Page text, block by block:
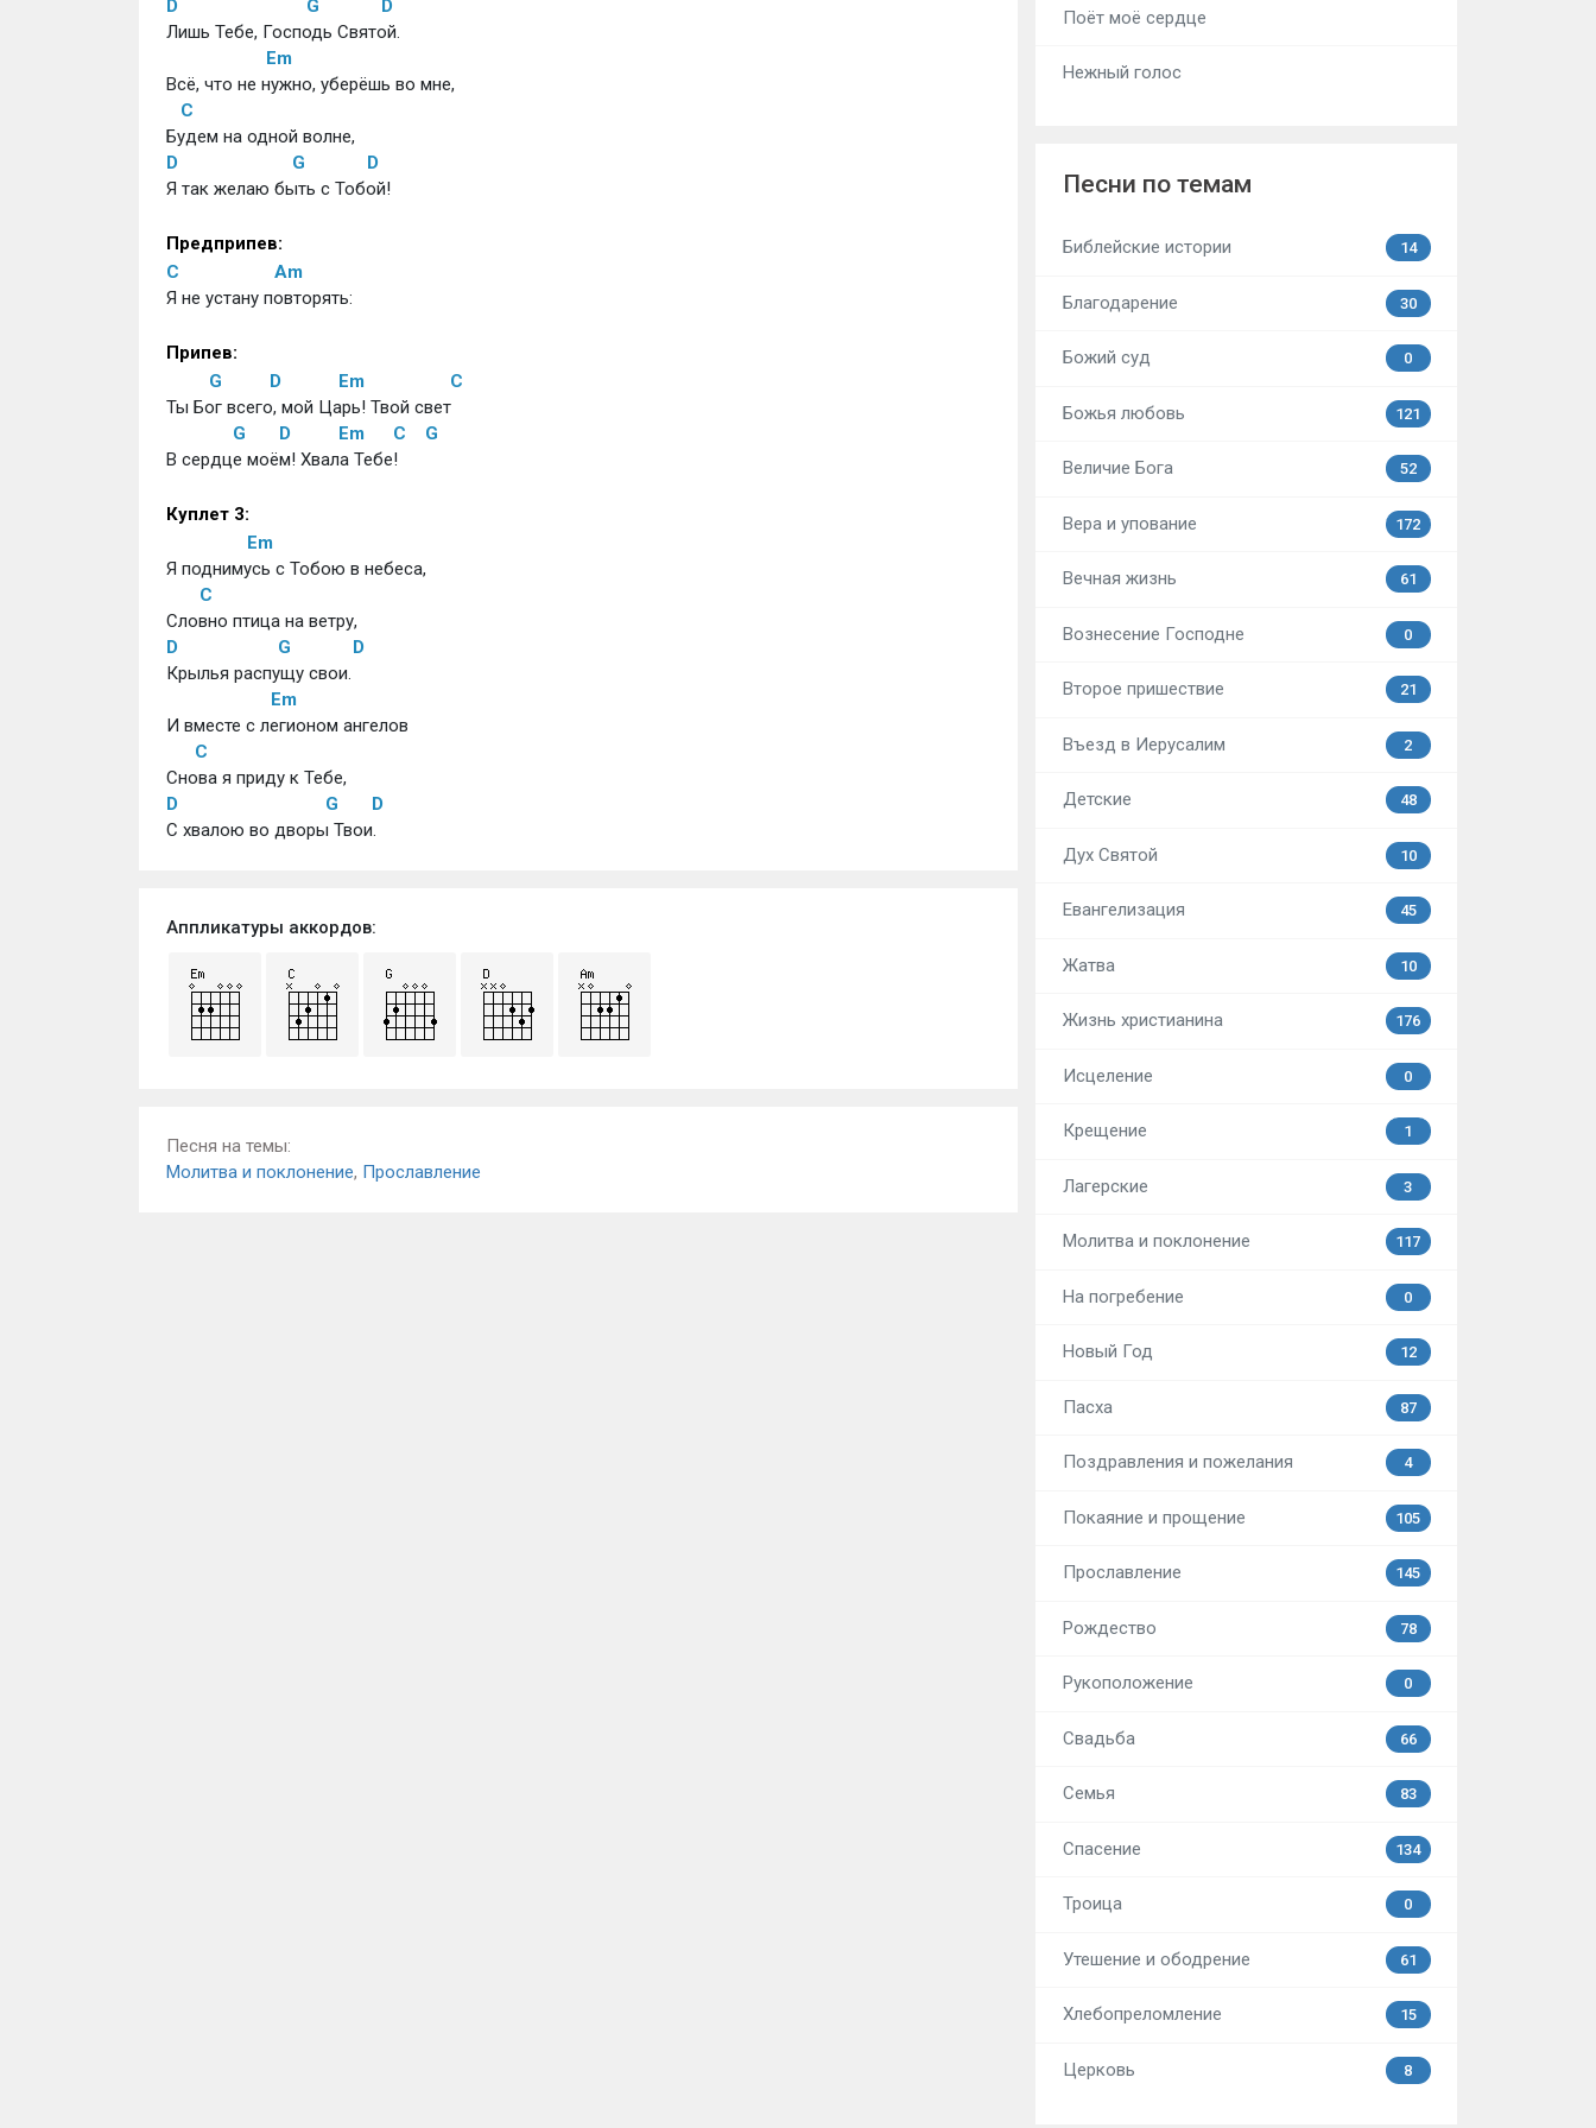
D
G
D
Лишь Тебе, Господь Святой.
Em
Всё, что не нужно, уберёшь во мне,
C
Будем на одной волне,
D
G
D
Я так желаю быть с Тобой!
Предприпев:
C
Am
Я не устану повторять:
Припев:
G
D Em
C
Ты Бог всего, мой Царь! Твой свет
G
D Em C
G
В сердце моём! Хвала Тебе!
Куплет 3:
Em
Я поднимусь с Тобою в небеса,
C
Словно птица на ветру,
D
G
D
Крылья распущу свои.
Em
И вместе с легионом ангелов
C
Снова я приду к Тебе,
D
G
D
С хвалою во дворы Твои.
Аппликатуры аккордов:
Песня на темы:
Молитва и поклонение, Прославление
Поёт моё сердце
Нежный голос
Песни по темам
Библейские истории 14
Благодарение 30
Божий суд 0
Божья любовь 121
Величие Бога 52
Вера и упование 172
Вечная жизнь 61
Вознесение Господне 0
Второе пришествие 21
Въезд в Иерусалим 2
Детские 48
Дух Святой 10
Евангелизация 45
Жатва 10
Жизнь христианина 176
Исцеление 0
Крещение 1
Лагерские 3
Молитва и поклонение 117
На погребение 0
Новый Год 12
Пасха 87
Поздравления и пожелания 4
Покаяние и прощение 105
Прославление 145
Рождество 78
Рукоположение 0
Свадьба 66
Семья 83
Спасение 134
Троица 0
Утешение и ободрение 61
Хлебопреломление 15
Церковь 8